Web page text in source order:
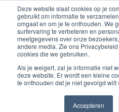
Deze website slaat cookies op je
gebruikt om informatie te
omgaat en om je te onthouden. We
surfervaring te verbeteren en
meetgegevens over onze
andere media. Zie ons
cookies die we gebruiken.
Als je weigert, zal je informatie niet
deze website. Er wordt een kleine
te onthouden dat je niet gevolgd wilt
Accepteren
Ga
naar
de
inhoud
Improving